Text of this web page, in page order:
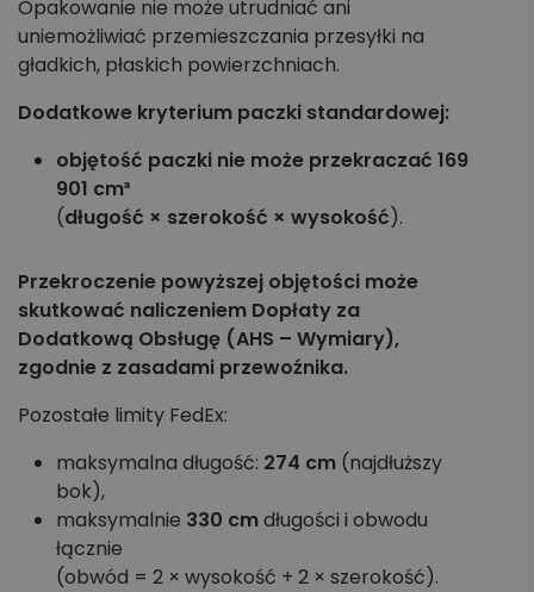
Opakowanie nie może utrudniać ani
uniemożliwiać przemieszczania przesyłki na
gładkich, płaskich powierzchniach.
Dodatkowe kryterium paczki standardowej:
objętość paczki nie może przekraczać 169
901 cm³
(długość × szerokość × wysokość).
Przekroczenie powyższej objętości może
skutkować naliczeniem Dopłaty za
Dodatkową Obsługę (AHS – Wymiary),
zgodnie z zasadami przewoźnika.
Pozostałe limity FedEx:
maksymalna długość: 274 cm (najdłuższy
bok),
maksymalnie 330 cmdługości i obwodu
łącznie
(obwód = 2 × wysokość + 2 × szerokość).